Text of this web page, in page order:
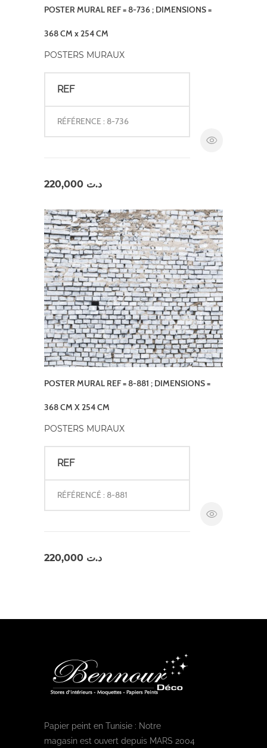
POSTER MURAL REF = 8-736 ; DIMENSIONS =
368 CM x 254 CM
POSTERS MURAUX
REF
RÉFÉRENCE : 8-736
د.ت
POSTER MURAL REF = 8-881 ; DIMENSIONS =
368 CM X 254 CM
POSTERS MURAUX
REF
RÉFÉRENCÉ : 8-881
د.ت
Papier peint en Tunisie : Notre
magasin est ouvert depuis MARS 2004